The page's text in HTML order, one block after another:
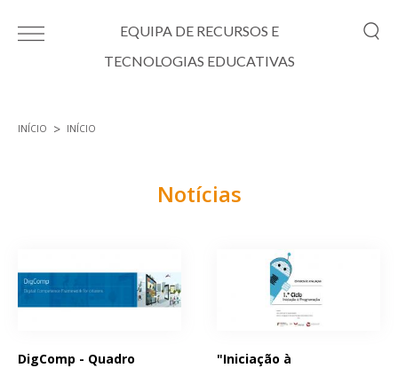
EQUIPA DE RECURSOS E
TECNOLOGIAS EDUCATIVAS
INÍCIO INÍCIO
Notícias
DigComp - Quadro
"Iniciação à
Páginas